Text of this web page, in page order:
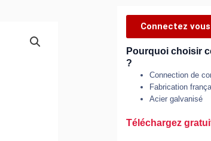
Connectez
Pourquoi choisir
?
Connection de
Fabrication
Acier galvanisé
Téléchargez